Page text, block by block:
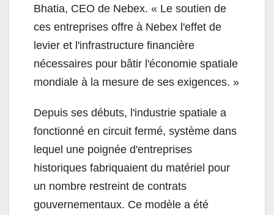
Bhatia, CEO de Nebex. « Le soutien de
ces entreprises offre à Nebex l'effet de
levier et l'infrastructure financière
nécessaires pour bâtir l'économie spatiale
mondiale à la mesure de ses exigences. »
Depuis ses débuts, l'industrie spatiale a
fonctionné en circuit fermé, système dans
lequel une poignée d'entreprises
historiques fabriquaient du matériel pour
un nombre restreint de contrats
gouvernementaux. Ce modèle a été